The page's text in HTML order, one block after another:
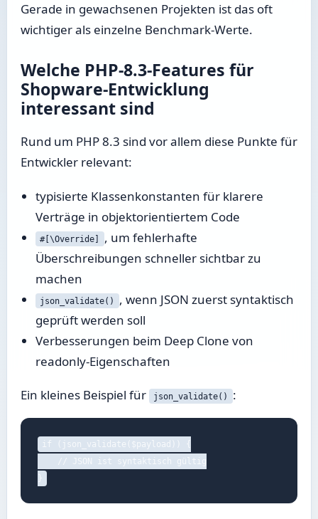
Gerade in gewachsenen Projekten ist das oft
wichtiger als einzelne Benchmark-Werte.
Welche PHP-8.3-Features für
Shopware-Entwicklung
interessant sind
Rund um PHP 8.3 sind vor allem diese Punkte für
Entwickler relevant:
typisierte Klassenkonstanten für klarere
Verträge in objektorientiertem Code
#[\Override] , um fehlerhafte
Überschreibungen schneller sichtbar zu
machen
json_validate() , wenn JSON zuerst syntaktisch
geprüft werden soll
Verbesserungen beim Deep Clone von
readonly-Eigenschaften
Ein kleines Beispiel für json_validate() :
if (json_validate($payload)) {
}